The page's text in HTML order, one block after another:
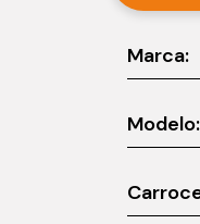
Marca:
Modelo: